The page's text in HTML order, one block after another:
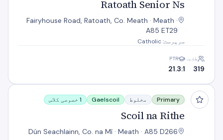
Ratoath Senior Ns
Fairyhouse Road, Ratoath, Co. Meath · Meath ·
A85 ET29
سرپرست: Catholic
طلبہ
319
PTR
21.3:1
Scoil na Rithe
Primary مخلوط Gaelscoil 1 خصوصی کلاس
Scoil na Rithe
Dún Seachlainn, Co. na Mí · Meath · A85 D266